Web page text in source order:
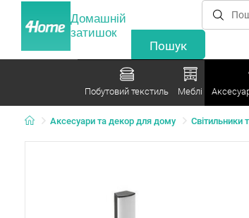
Домашній
затишок
Побутовий текстиль Меблі
Аксесуари та декор для дому Світильники